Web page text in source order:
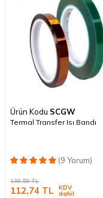
Ürün Kodu SCGW
Termal Transfer Isı Bandı
(9 Yorum)
136,59TL
112,74 TL KDV
dahil